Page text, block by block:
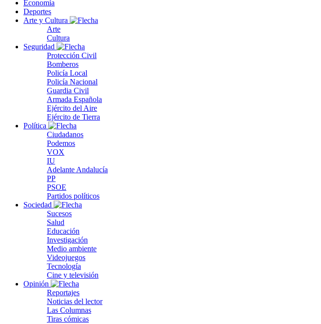
Economía
Deportes
Arte y Cultura
Arte
Cultura
Seguridad
Protección Civil
Bomberos
Policía Local
Policía Nacional
Guardia Civil
Armada Española
Ejército del Aire
Ejército de Tierra
Política
Ciudadanos
Podemos
VOX
IU
Adelante Andalucía
PP
PSOE
Partidos políticos
Sociedad
Sucesos
Salud
Educación
Investigación
Medio ambiente
Videojuegos
Tecnología
Cine y televisión
Opinión
Reportajes
Noticias del lector
Las Columnas
Tiras cómicas